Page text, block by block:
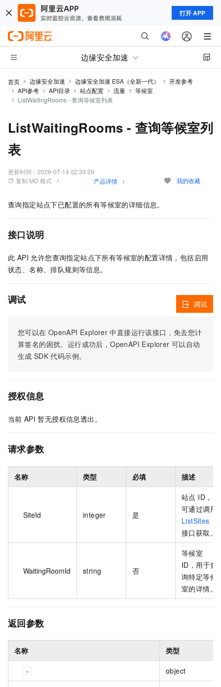
打开 APP
边缘安全加速
首页 边缘安全加速 边缘安全加速 ESA（全新一代）
开发参考
API参考
API目录 站点配置 流量
等候室
ListWaitingRooms - 查询等候室列表
ListWaitingRooms - 查询等候室列
表
更新时间： 2026-07-14 02:39:29
复制 MD 格式
产品详情 我的收藏
查询指定站点下已配置的所有等候室的详细信息。
接口说明
此 API 允许您查询指定站点下所有等候室的配置详情，包括启用
状态、名称、排队规则等信息。
调试
您可以在 OpenAPI Explorer 中直接运行该接口，免去您计
算签名的困扰。运行成功后，OpenAPI Explorer 可以自动
生成 SDK 代码示例。
调试
授权信息
当前 API 暂无授权信息透出。
请求参数
名称 类型 必填 描述
SiteId integer 是
站点 ID，
可通过调用
ListSites
接口获取。
WaitingRoomId string 否
等候室
ID，用于查
询特定等候
室的详情。
返回参数
名称 类型
object